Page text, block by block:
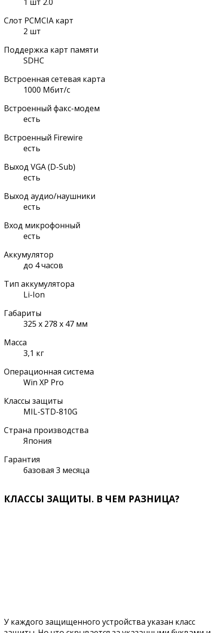
Слот PCMCIA карт
2 шт
Поддержка карт памяти
SDHC
Встроенная сетевая карта
1000 Мбит/с
Встроенный факс-модем
есть
Встроенный Firewire
есть
Выход VGA (D-Sub)
есть
Выход аудио/наушники
есть
Вход микрофонный
есть
Аккумулятор
до 4 часов
Тип аккумулятора
Li-Ion
Габариты
325 х 278 х 47 мм
Масса
3,1 кг
Операционная система
Win XP Pro
Классы защиты
MIL-STD-810G
Страна производства
Япония
Гарантия
базовая 3 месяца
КЛАССЫ ЗАЩИТЫ. В ЧЕМ РАЗНИЦА?
У каждого защищенного устройства указан класс